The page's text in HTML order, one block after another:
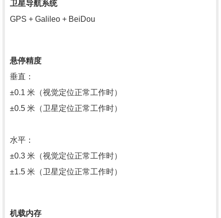
卫星导航系统
GPS + Galileo + BeiDou
悬停精度
垂直：
±0.1 米（视觉定位正常工作时）
±0.5 米（卫星定位正常工作时）
水平：
±0.3 米（视觉定位正常工作时）
±1.5 米（卫星定位正常工作时）
机载内存